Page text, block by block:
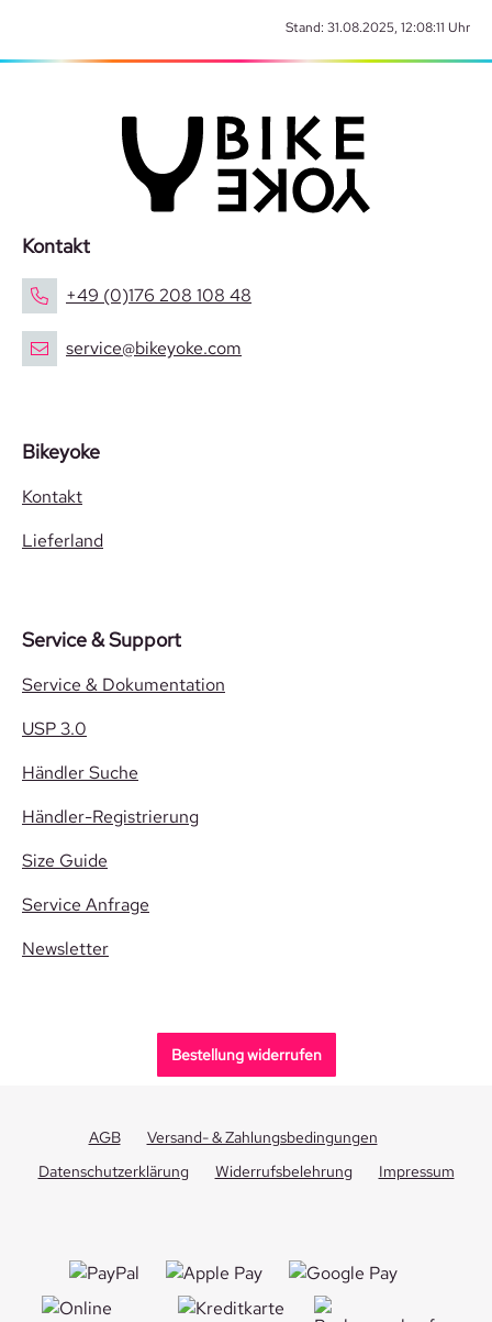
Stand: 31.08.2025, 12:08:11 Uhr
Kontakt
+49 (0)176 208 108 48
service@bikeyoke.com
Bikeyoke
Kontakt
Lieferland
Service & Support
Service & Dokumentation
USP 3.0
Händler Suche
Händler-Registrierung
Size Guide
Service Anfrage
Newsletter
Bestellung widerrufen
AGB
Versand- & Zahlungsbedingungen
Datenschutzerklärung
Widerrufsbelehrung Impressum